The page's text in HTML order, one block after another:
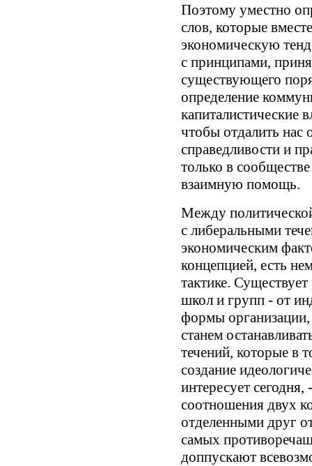
Поэтому уместно
слов, которые
экономическую
с принципами,
существующего
определение
капиталистические
чтобы отдалить
справедливости и
только в
взаимную помощь.
Между
с либеральными
экономическим
концепцией, есть
тактике.
школ и групп - от
формы
станем
течений, которые в
создание
интересует
соотношения двух
отделенными друг
самых
доппускают